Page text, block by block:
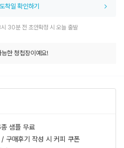
착일 확인하기
30분 전 초안확정 시 오늘 출발
한 청첩장이예요!
샘플 무료
구매후기 작성 시 커피 쿠폰